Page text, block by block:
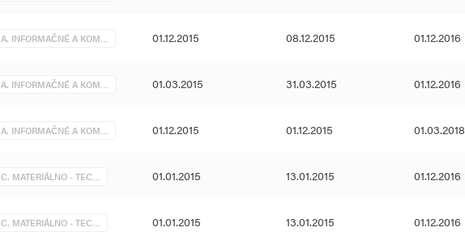
A. INFORMAČNÉ A KOM… 01.12.2015 08.12.2015 01.12.2016
A. INFORMAČNÉ A KOM… 01.03.2015 31.03.2015 01.12.2016
A. INFORMAČNÉ A KOM… 01.12.2015 01.12.2015 01.03.2018
C. MATERIÁLNO - TEC… 01.01.2015 13.01.2015 01.12.2016
C. MATERIÁLNO - TEC… 01.01.2015 13.01.2015 01.12.2016